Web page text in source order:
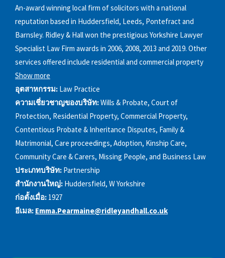
An-award winning local firm of solicitors with a national
reputation based in Huddersfield, Leeds, Pontefract and
Barnsley. Ridley & Hall won the prestigious Yorkshire Lawyer
Specialist Law Firm awards in 2006, 2008, 2013 and 2019. Other
services offered include residential and commercial property
Show more
อุตสาหกรรม: Law Practice
ความเชี่ยวชาญของบริษัท:Wills & Probate, Court of
Protection, Residential Property, Commercial Property,
Contentious Probate & Inheritance Disputes, Family &
Matrimonial, Care proceedings, Adoption, Kinship Care,
Community Care & Carers, Missing People, and Business Law
ประเภทบริษัท: Partnership
สำนักงานใหญ่: Huddersfield, W Yorkshire
ก่อตั้งเมื่อ: 1927
อีเมล: Emma.Pearmaine@ridleyandhall.co.uk